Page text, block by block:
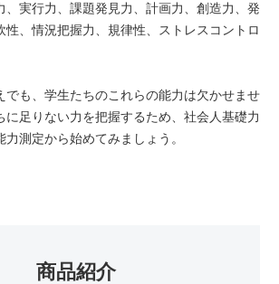
、実行力、課題発見力、計画力、創造力、発
性、情況把握力、規律性、ストレスコントロ
でも、学生たちのこれらの能力は欠かせませ
に足りない力を把握するため、社会人基礎力
測定から始めてみましょう。
商品紹介